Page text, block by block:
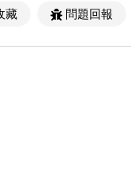
藏 問題回報